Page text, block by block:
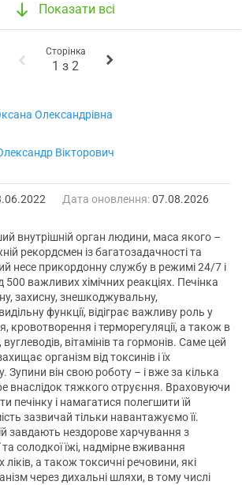
Показати всі
Сторінка
1 з 2
Олександрівна
Вікторович
Дата оновлення:07.08.2026
внутрішній орган людини, маса якого –
рекордсмен із багатозадачності та
несе прикордонну службу в режимі 24/7 і
500 важливих хімічних реакціях. Печінка
захисну, знешкоджувальну,
функції, відіграє важливу роль у
кровотворення і терморегуляції, а також в
вуглеводів, вітамінів та гормонів. Саме цей
організм від токсинів і їх
Зупини він свою роботу – і вже за кілька
внаслідок тяжкого отруєння. Враховуючи
печінку і намагатися полегшити їй
зазвичай тільки навантажуємо її.
завдають нездорове харчування з
солодкої їжі, надмірне вживання
а також токсичні речовини, які
через дихальні шляхи, в тому числі